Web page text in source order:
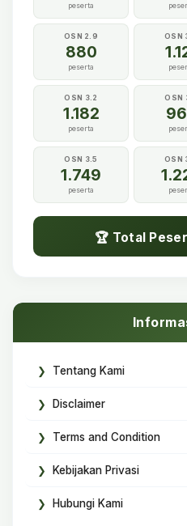
peserta
OSN 2.9
880
peserta
OSN
OSN 3.2
1.182
peserta
OSN
OSN 3.5
1.749
peserta
OSN
🏆 Total
Tentang Kami
Disclaimer
Terms and Condition
Kebijakan Privasi
Hubungi Kami